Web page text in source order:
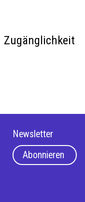
Zugänglichkeit
Newsletter
Abonnieren